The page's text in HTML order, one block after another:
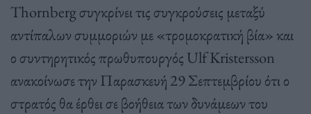
Thornberg συγκρίνει τις συγκρούσεις μεταξύ
αντίπαλων συμμοριών με «τρομοκρατική βία» και
ο συντηρητικός πρωθυπουργός Ulf Kristersson
ανακοίνωσε την Παρασκευή 29 Σεπτεμβρίου ότι ο
στρατός θα έρθει σε βοήθεια των δυνάμεων του